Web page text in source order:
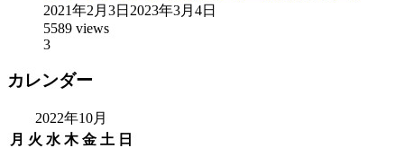
2021年2月3日 2023年3月4日
5589 views
3
カレンダー
2022年10月
月 火 水 木 金 土 日